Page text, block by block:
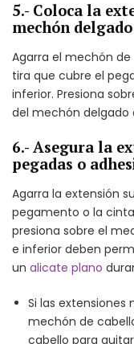
5.- Coloca la
mechón
Agarra el mechón
tira que cubre el
inferior. Presiona
del mechón delgado
6.- Asegura la
pegadas o
Agarra la extensión
pegamento o la
presiona sobre el
e inferior deben
un alicate plano
Si las extensiones
mechón de
cabello para